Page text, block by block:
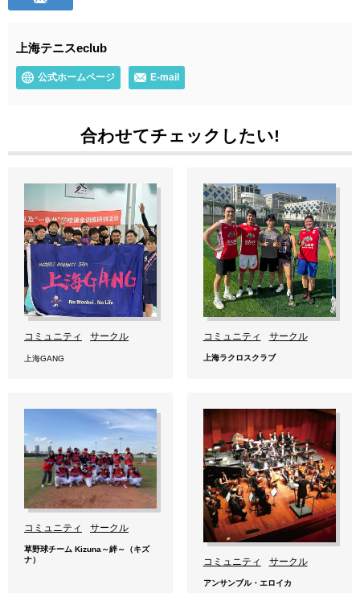
上海テニスeclub
公式ホームページ E-mail
合わせてチェックしたい!
コミュニティ サークル
上海GANG
コミュニティ サークル
上海ラクロスクラブ
コミュニティ サークル
草野球チーム Kizuna～絆～（キズ
ナ）
コミュニティ サークル
アンサンブル・エロイカ